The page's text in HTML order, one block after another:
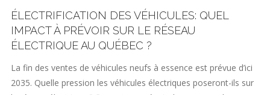
ÉLECTRIFICATION DES VÉHICULES: QUEL
IMPACT À PRÉVOIR SUR LE RÉSEAU
ÉLECTRIQUE AU QUÉBEC ?
La fin des ventes de véhicules neufs à essence est prévue d’ici
2035. Quelle pression les véhicules électriques poseront-ils sur